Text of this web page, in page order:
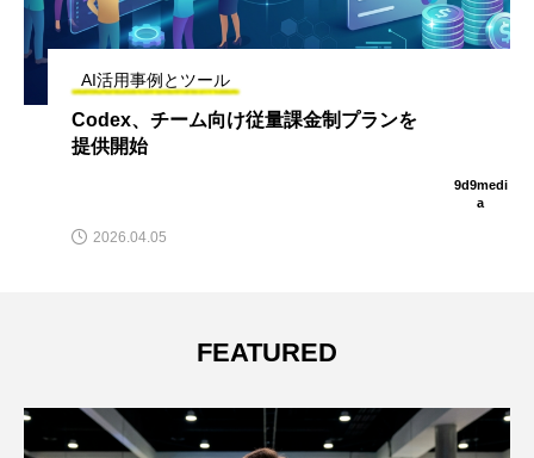
AI活用事例とツール
AIの「上位1%」の使い方を試してみた結
果、今までどれだけ時間を無駄にしてい
9d9medi
2026.03.27
FEATURED